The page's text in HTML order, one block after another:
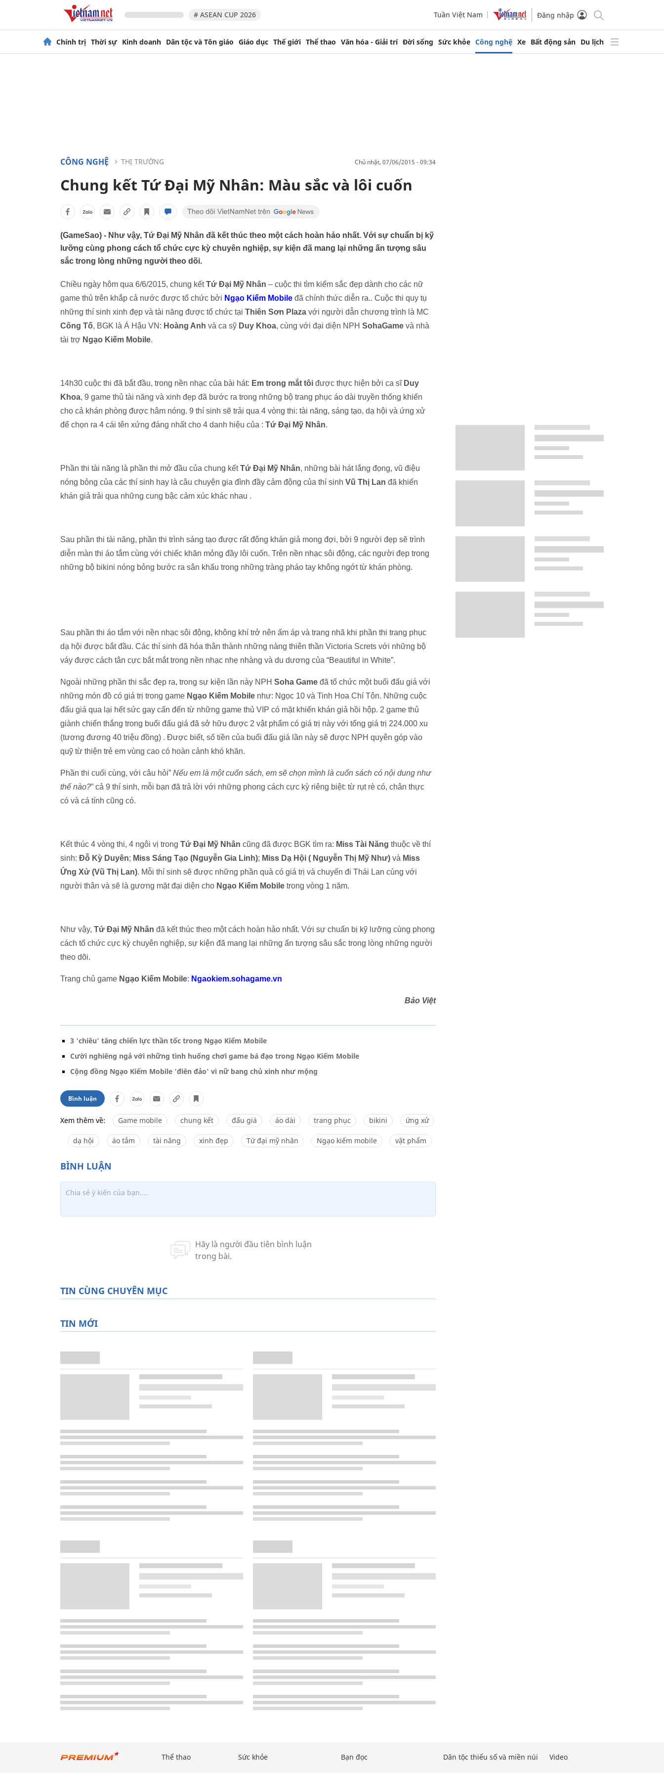
# ASEAN CUP 2026 Tuần Việt Nam Đăng nhập
Chính trị Thời sự Kinh doanh Dân tộc và Tôn giáo Giáo dục Thế giới Thể thao Văn hóa - Giải trí Đời sống Sức khỏe Công nghệ Xe Bất động sản Du lịch
CÔNG NGHỆ THỊ TRƯỜNG chủ nhật, 07/06/2015 - 09:34
Chung kết Tứ Đại Mỹ Nhân: Màu sắc và lôi cuốn
(GameSao) - Như vậy, Tứ Đại Mỹ Nhân đã kết thúc theo một cách hoàn hảo nhất. Với sự chuẩn bị kỹ
lưỡng cùng phong cách tổ chức cực kỳ chuyên nghiệp, sự kiện đã mang lại những ấn tượng sâu
sắc trong lòng những người theo dõi.
Chiều ngày hôm qua 6/6/2015, chung kếtTứ Đại Mỹ Nhân – cuộc thi tìm kiếm sắc đẹp dành cho các nữ
game thủ trên khắp cả nước được tổ chức bởi Ngạo Kiếm Mobile đã chính thức diễn ra.. Cuộc thi quy tụ
những thí sinh xinh đẹp và tài năng được tổ chức tại Thiên Sơn Plaza với người dẫn chương trình là MC
Công Tố, BGK là Á Hậu VN: Hoàng Anh và ca sỹ Duy Khoa, cùng với đại diện NPH SohaGame và nhà
tài trợ Ngạo Kiếm Mobile.
14h30 cuộc thi đã bắt đầu, trong nền nhạc của bài hát: Em trong mắt tôi được thực hiện bởi ca sĩ Duy
Khoa, 9 game thủ tài năng và xinh đẹp đã bước ra trong những bộ trang phục áo dài truyền thống khiến
cho cả khán phòng được hâm nóng. 9 thí sinh sẽ trải qua 4 vòng thi: tài năng, sáng tạo, dạ hội và ứng xử
để chọn ra 4 cái tên xứng đáng nhất cho 4 danh hiệu của : Tứ Đại Mỹ Nhân.
Phần thi tài năng là phần thi mở đầu của chung kếtTứ Đại Mỹ Nhân, những bài hát lắng đọng, vũ điệu
nóng bỏng của các thí sinh hay là câu chuyện gia đình đầy cảm động của thí sinh Vũ Thị Lan đã khiến
khán giả trải qua những cung bậc cảm xúc khác nhau .
Sau phần thi tài năng, phần thi trình sáng tạo được rất đông khán giả mong đợi, bởi 9 người đẹp sẽ trình
diễn màn thi áo tắm cùng với chiếc khăn mỏng đầy lôi cuốn. Trên nền nhạc sôi động, các người đẹp trong
những bộ bikini nóng bỏng bước ra sân khấu trong những tràng pháo tay không ngớt từ khán phòng.
Sau phần thi áo tắm với nền nhạc sôi động, không khí trở nên ấm áp và trang nhã khi phần thi trang phục
dạ hội được bắt đầu. Các thí sinh đã hóa thân thành những nàng thiên thần Victoria Screts với những bộ
váy được cách tân cực bắt mắt trong nền nhạc nhẹ nhàng và du dương của “Beautiful in White”.
Ngoài những phần thi sắc đẹp ra, trong sự kiện lần này NPH Soha Game đã tổ chức một buổi đấu giá với
những món đồ có giá trị trong game Ngạo Kiếm Mobile như: Ngọc 10 và Tinh Hoa Chí Tôn. Những cuộc
đấu giá qua lại hết sức gay cấn đến từ những game thủ VIP có mặt khiến khán giả hồi hộp. 2 game thủ
giành chiến thắng trong buổi đấu giá đã sở hữu được 2 vật phẩm có giá trị này với tổng giá trị 224.000 xu
(tương đương 40 triệu đồng) . Được biết, số tiền của buổi đấu giá lần này sẽ được NPH quyên góp vào
quỹ từ thiện trẻ em vùng cao có hoàn cảnh khó khăn.
Phần thi cuối cùng, với câu hỏi” Nếu em là một cuốn sách, em sẽ chọn mình là cuốn sách có nội dung như
thế nào?” cả 9 thí sinh, mỗi bạn đã trả lời với những phong cách cực kỳ riêng biệt: từ rụt rè có, chân thực
có và cá tính cũng có.
Kết thúc 4 vòng thi, 4 ngôi vị trong Tứ Đại Mỹ Nhân cũng đã được BGK tìm ra: Miss Tài Năng thuộc về thí
sinh: Đỗ Kỳ Duyên; Miss Sáng Tạo (Nguyễn Gia Linh); Miss Dạ Hội ( Nguyễn Thị Mỹ Như) và Miss
Ứng Xử (Vũ Thị Lan). Mỗi thí sinh sẽ được những phần quà có giá trị và chuyến đi Thái Lan cùng với
người thân và sẽ là gương mặt đại diện cho Ngạo Kiếm Mobile trong vòng 1 năm.
Như vậy, Tứ Đại Mỹ Nhân đã kết thúc theo một cách hoàn hảo nhất. Với sự chuẩn bị kỹ lưỡng cùng phong
cách tổ chức cực kỳ chuyên nghiệp, sự kiện đã mang lại những ấn tượng sâu sắc trong lòng những người
theo dõi.
Trang chủ game Ngạo Kiếm Mobile: Ngaokiem.sohagame.vn
Bảo Việt
3 'chiêu' tăng chiến lực thần tốc trong Ngạo Kiếm Mobile
Cười nghiêng ngả với những tình huống chơi game bá đạo trong Ngạo Kiếm Mobile
Cộng đồng Ngạo Kiếm Mobile 'điên đảo' vì nữ bang chủ xinh như mộng
Bình luận
Xem thêm về: Game mobile chung kết đấu giá áo dài trang phục bikini ứng xử
dạ hội áo tắm tài năng xinh đẹp Tứ đại mỹ nhân Ngạo kiếm mobile vật phẩm
TIN CÙNG CHUYÊN MỤC
TIN MỚI
Thể thao Sức khỏe Bạn đọc Dân tộc thiểu số và miền núi Video